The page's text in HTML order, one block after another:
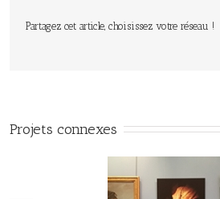
Partagez cet article, choisissez votre réseau !
Projets connexes